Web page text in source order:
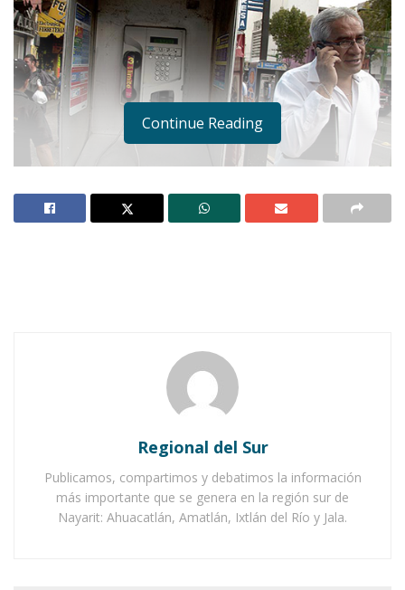
Ahuacatlán celebrá el día de Reyes con rosca y
Buena tarde taurina en Ahuacatlán
Continue Reading
Regional del Sur
Publicamos, compartimos y debatimos la información
más importante que se genera en la región sur de
Nayarit: Ahuacatlán, Amatlán, Ixtlán del Río y Jala.